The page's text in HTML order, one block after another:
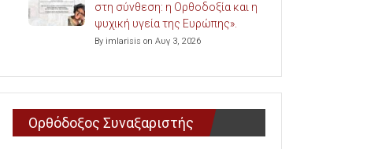
στη σύνθεση: η Ορθοδοξία και η
ψυχική υγεία της Ευρώπης».
By imlarisis on Αυγ 3, 2026
Ορθόδοξος Συναξαριστής